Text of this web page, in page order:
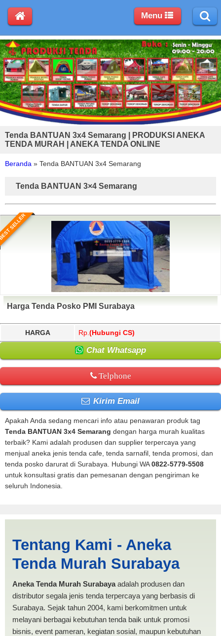
Tenda BANTUAN 3x4 Semarang | PRODUKSI ANEKA
TENDA MURAH | ANEKA TENDA ONLINE
Beranda » Tenda BANTUAN 3x4 Semarang
Tenda BANTUAN 3×4 Semarang
SELLER
Harga Tenda Posko PMI Surabaya
HARGA Rp. (Hubungi CS)
Chat Whatsapp
Telphone
Kirim Email
Apakah Anda sedang mencari info atau penawaran produk tag
Tenda BANTUAN 3x4 Semarang dengan harga murah kualitas
terbaik? Kami adalah produsen dan supplier terpercaya yang
menjual aneka jenis tenda cafe, tenda sarnafil, tenda promosi, dan
tenda posko darurat di Surabaya. Hubungi WA0822-5779-5508
untuk konsultasi gratis dan pemesanan dengan pengiriman ke
seluruh Indonesia.
Semarang | PRODUKSI
ANEKA TENDA MURAH
Tentang Kami - Aneka
Tenda Murah Surabaya
Aneka Tenda Murah Surabayaadalah produsen dan
distributor segala jenis tenda terpercaya yang berbasis di
Surabaya. Sejak tahun 2004, kami berkomitmen untuk
melayani berbagai kebutuhan tenda baik untuk promosi
bisnis, event pameran, kegiatan sosial, maupun kebutuhan
Menu